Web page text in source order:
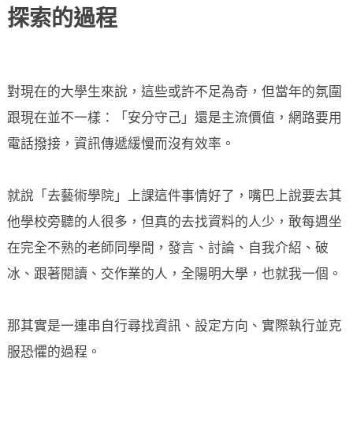
探索的過程
對現在的大學生來說，這些或許不足為奇，但當年的氛圍
跟現在並不一樣：「安分守己」還是主流價值，網路要用
電話撥接，資訊傳遞緩慢而沒有效率。
就說「去藝術學院」上課這件事情好了，嘴巴上說要去其
他學校旁聽的人很多，但真的去找資料的人少，敢每週坐
在完全不熟的老師同學間，發言、討論、自我介紹、破
冰、跟著閱讀、交作業的人，全陽明大學，也就我一個。
那其實是一連串自行尋找資訊、設定方向、實際執行並克
服恐懼的過程。